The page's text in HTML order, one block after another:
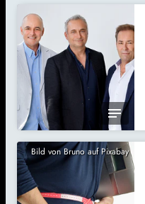
Bild von Bruno auf Pixabay